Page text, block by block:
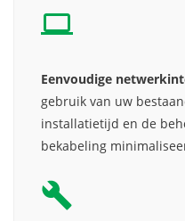
Eenvoudige
gebruik van uw
installatietijd en de
bekabeling